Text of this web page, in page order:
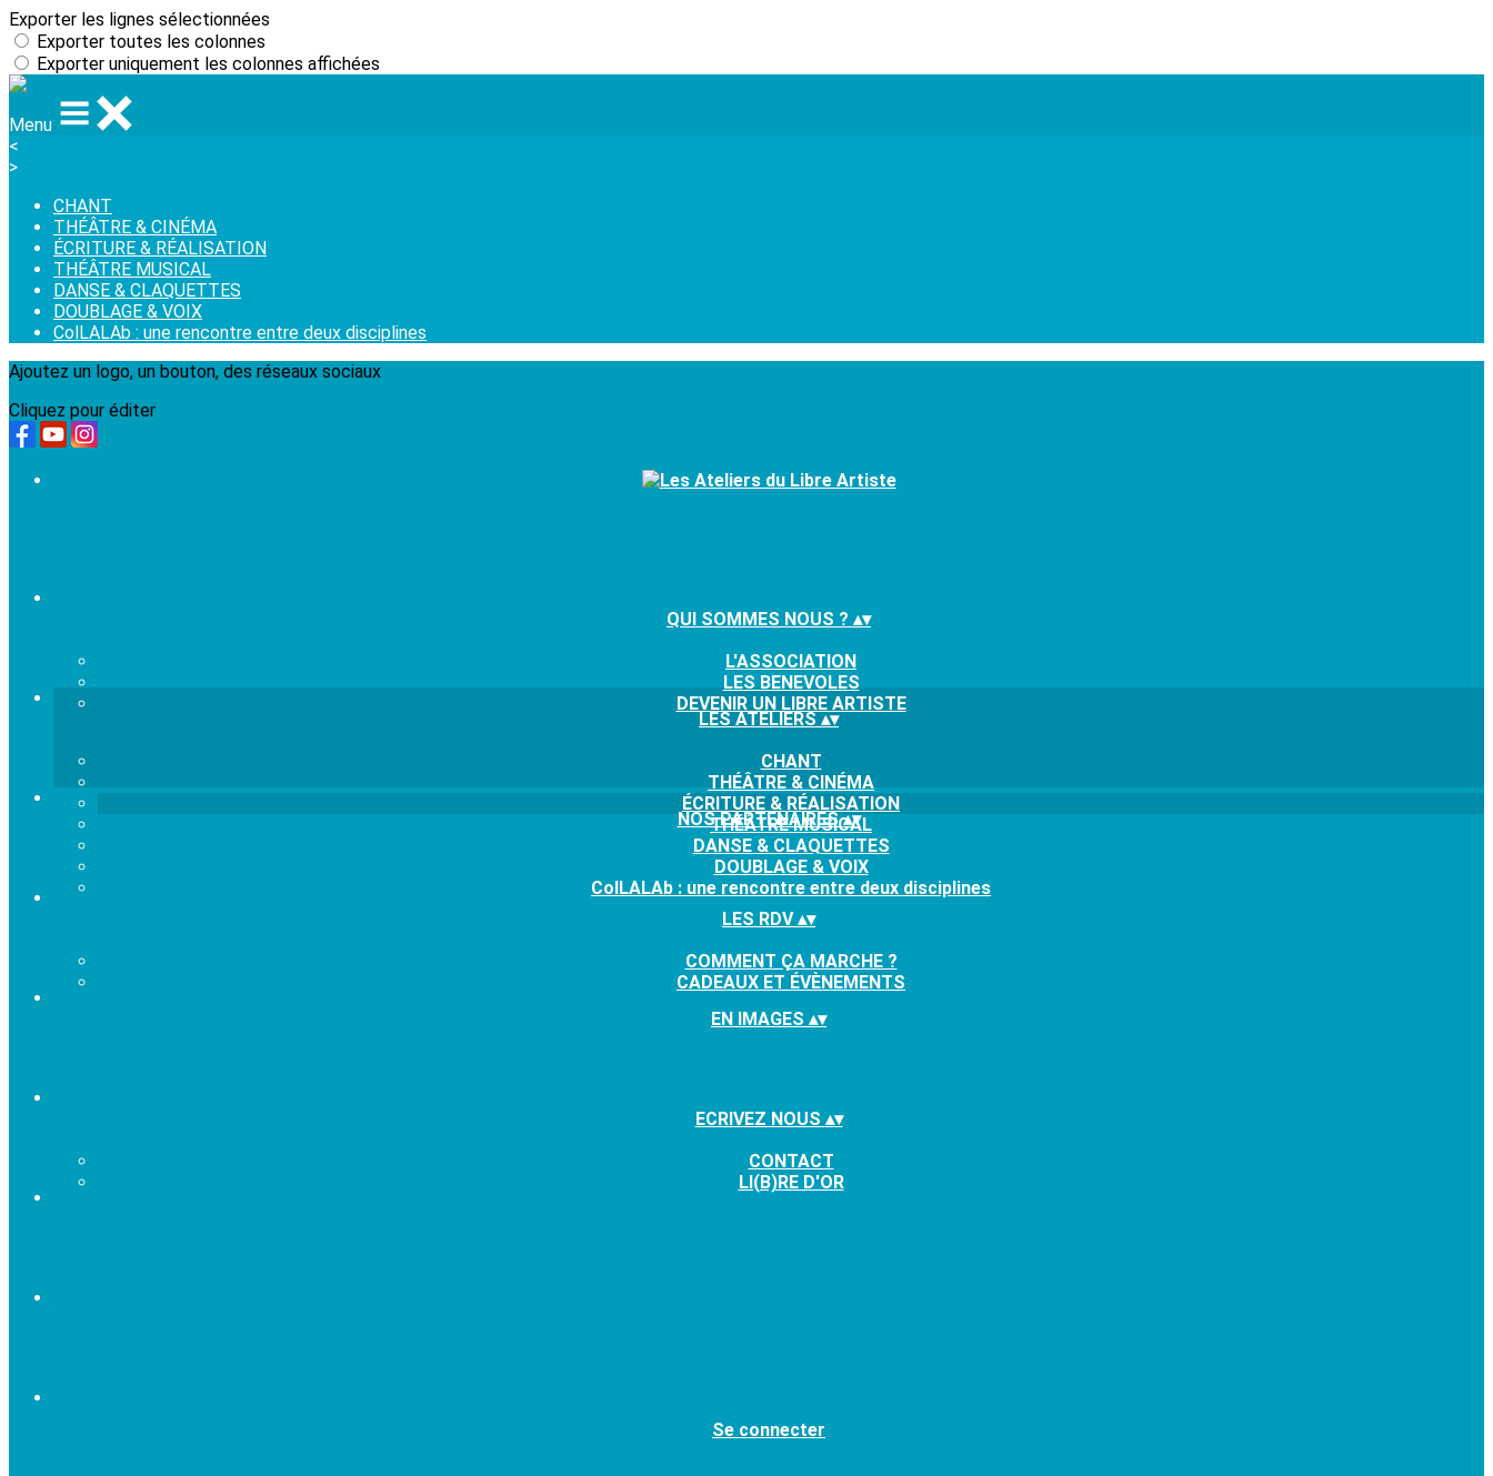
Exporter les lignes sélectionnées
Exporter toutes les colonnes
Exporter uniquement les colonnes affichées
Menu
<
>
CHANT
THÉÂTRE & CINÉMA
ÉCRITURE & RÉALISATION
THÉÂTRE MUSICAL
DANSE & CLAQUETTES
DOUBLAGE & VOIX
ColLALAb : une rencontre entre deux disciplines
Ajoutez un logo, un bouton, des réseaux sociaux
Cliquez pour éditer
QUI SOMMES NOUS ? ▴▾
L'ASSOCIATION
LES BENEVOLES
DEVENIR UN LIBRE ARTISTE
LES ATELIERS▴▾
CHANT
THÉÂTRE & CINÉMA
ÉCRITURE & RÉALISATION
THÉÂTRE MUSICAL
DANSE & CLAQUETTES
DOUBLAGE & VOIX
ColLALAb : une rencontre entre deux disciplines
NOS PARTENAIRES▴▾
LES RDV▴▾
COMMENT ÇA MARCHE ?
CADEAUX ET ÉVÈNEMENTS
EN IMAGES ▴▾
ECRIVEZ NOUS ▴▾
CONTACT
LI(B)RE D'OR
Se connecter